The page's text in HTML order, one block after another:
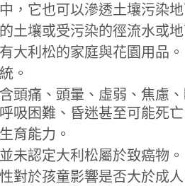
，它也可以滲透土壤污染地
土壤或受污染的徑流水或地
大利松的家庭與花園用品。
。
頭痛、頭暈、虛弱、焦慮
吸困難、昏迷甚至可能死亡
育能力。
並未認定大利松屬於致癌物。
對於孩童影響是否大於成人